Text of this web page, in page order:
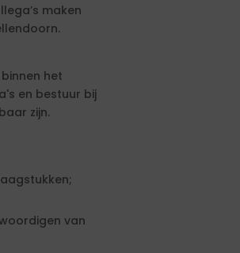
maken
het
en bestuur bij
zijn.
van